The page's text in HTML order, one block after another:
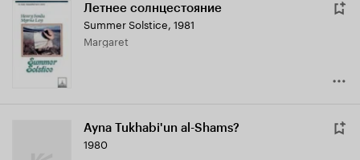
Летнее солнцестояние
Summer Solstice, 1981
Margaret
Ayna Tukhabi'un al-Shams?
1980